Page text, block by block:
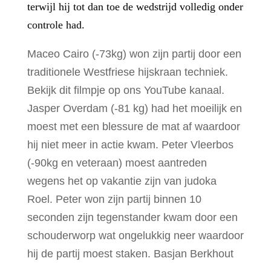
terwijl hij tot dan toe de wedstrijd volledig onder
controle had.
Maceo Cairo (-73kg) won zijn partij door een
traditionele Westfriese hijskraan techniek.
Bekijk dit filmpje op ons YouTube kanaal.
Jasper Overdam (-81 kg) had het moeilijk en
moest met een blessure de mat af waardoor
hij niet meer in actie kwam. Peter Vleerbos
(-90kg en veteraan) moest aantreden
wegens het op vakantie zijn van judoka
Roel. Peter won zijn partij binnen 10
seconden zijn tegenstander kwam door een
schouderworp wat ongelukkig neer waardoor
hij de partij moest staken. Basjan Berkhout